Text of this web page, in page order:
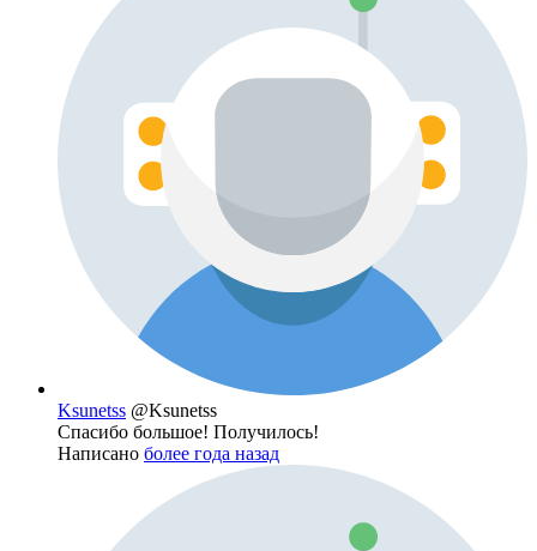
Ksunetss @Ksunetss
Спасибо большое! Получилось!
Написано более года назад